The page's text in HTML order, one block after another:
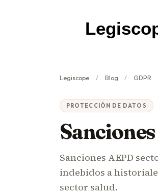
Legiscope Blog GDPR
PROTECCIÓN DE DATOS
Sanciones AEPD
indebidos a
sector salud.